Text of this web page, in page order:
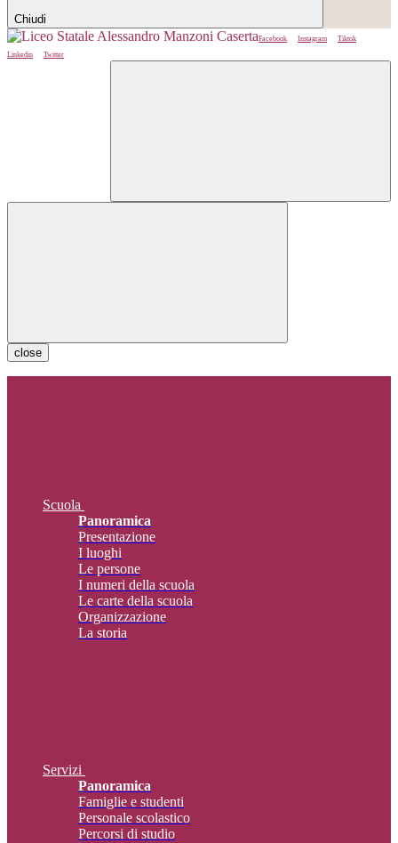
Chiudi
Facebook Instagram
Tiktok
Linkedin
Twitter
close
Scuola
Panoramica
Presentazione
I luoghi
Le persone
I numeri della scuola
Le carte della scuola
Organizzazione
La storia
Servizi
Panoramica
Famiglie e studenti
Personale scolastico
Percorsi di studio